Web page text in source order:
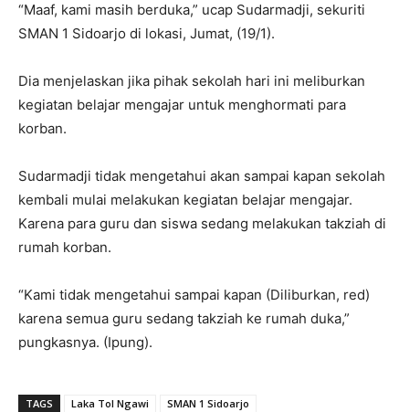
“Maaf, kami masih berduka,” ucap Sudarmadji, sekuriti
SMAN 1 Sidoarjo di lokasi, Jumat, (19/1).
Dia menjelaskan jika pihak sekolah hari ini meliburkan
kegiatan belajar mengajar untuk menghormati para
korban.
Sudarmadji tidak mengetahui akan sampai kapan sekolah
kembali mulai melakukan kegiatan belajar mengajar.
Karena para guru dan siswa sedang melakukan takziah di
rumah korban.
“Kami tidak mengetahui sampai kapan (Diliburkan, red)
karena semua guru sedang takziah ke rumah duka,”
pungkasnya. (Ipung).
TAGS Laka Tol Ngawi SMAN 1 Sidoarjo